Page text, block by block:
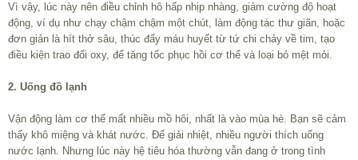
Vì vậy, lúc này nên điều chỉnh hô hấp nhịp nhàng, giảm cường độ hoạt
động, ví dụ như chạy chậm chậm một chút, làm động tác thư giãn, hoặc
đơn giản là hít thở sâu, thúc đẩy máu huyết từ tứ chi chảy về tim, tạo
điều kiện trao đổi oxy, để tăng tốc phục hồi cơ thể và loại bỏ mệt mỏi.
2. Uống đồ lạnh
Vận động làm cơ thể mất nhiều mồ hôi, nhất là vào mùa hè. Bạn sẽ cảm
thấy khô miệng và khát nước. Để giải nhiệt, nhiều người thích uống
nước lạnh. Nhưng lúc này hệ tiêu hóa thường vẫn đang ở trong tình